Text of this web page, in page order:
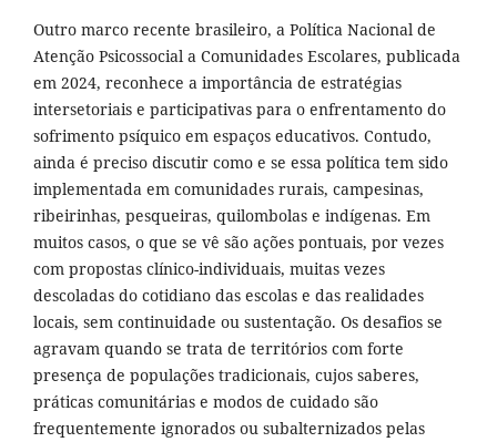
Outro marco recente brasileiro, a Política Nacional de
Atenção Psicossocial a Comunidades Escolares, publicada
em 2024, reconhece a importância de estratégias
intersetoriais e participativas para o enfrentamento do
sofrimento psíquico em espaços educativos. Contudo,
ainda é preciso discutir como e se essa política tem sido
implementada em comunidades rurais, campesinas,
ribeirinhas, pesqueiras, quilombolas e indígenas. Em
muitos casos, o que se vê são ações pontuais, por vezes
com propostas clínico-individuais, muitas vezes
descoladas do cotidiano das escolas e das realidades
locais, sem continuidade ou sustentação. Os desafios se
agravam quando se trata de territórios com forte
presença de populações tradicionais, cujos saberes,
práticas comunitárias e modos de cuidado são
frequentemente ignorados ou subalternizados pelas